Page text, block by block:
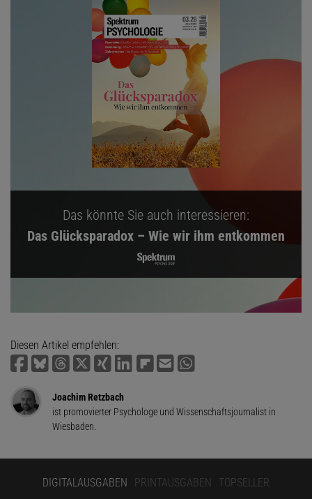
Das könnte Sie auch interessieren:
Das Glücksparadox – Wie wir ihm entkommen
Diesen Artikel empfehlen:
Joachim Retzbach
ist promovierter Psychologe und Wissenschaftsjournalist in
Wiesbaden.
DIGITALAUSGABEN PRINTAUSGABEN TOPSELLER